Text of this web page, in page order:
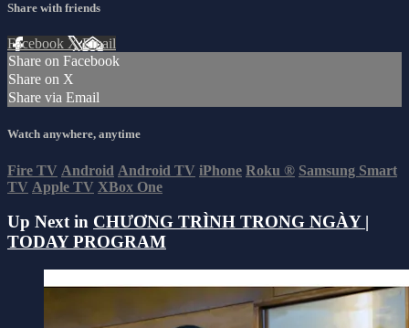
Share with friends
Facebook XEmail
Share on Facebook
Share on X
Share via Email
Watch anywhere, anytime
Fire TV Android Android TV iPhone Roku ® Samsung Smart
TV Apple TV XBox One
Up Next in CHƯƠNG TRÌNH TRONG NGÀY |
TODAY PROGRAM